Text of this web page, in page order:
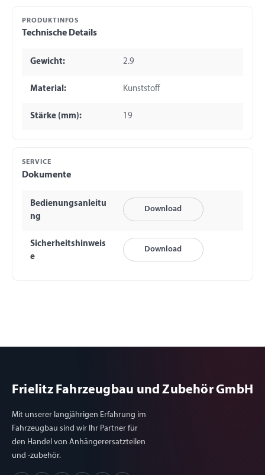
PRODUKTINFOS
Technische Details
Gewicht: 2.9
Material: Kunststoff
Stärke (mm): 19
SERVICE
Dokumente
Bedienungsanleitu
ng
Download
Sicherheitshinweis
e
Download
Frielitz Fahrzeugbau und Zubehör GmbH
Mit unserer langjährigen Erfahrung im
Fahrzeugbau sind wir Ihr Partner für
den Handel von Anhängerersatzteilen
und -zubehör.